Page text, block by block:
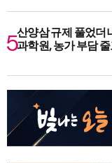
산양삼 규제 풀었더
과학원, 농가 부담